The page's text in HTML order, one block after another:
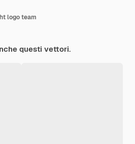
logo team
questi vettori.